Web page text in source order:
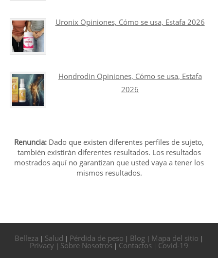
Uronix Opiniones, Cómo se usa, Estafa 2026
Hondrodin Opiniones, Cómo se usa, Estafa
2026
Renuncia: Dado que existen diferentes perfiles de sujeto,
también existirán diferentes resultados. Los resultados
mostrados aquí no garantizan que usted vaya a tener los
mismos resultados.
Belleza | Salud | Pérdida de peso | Blog | Mapa del sitio |
Privacy | Sobre Nosotros | Contactos | Covid-19